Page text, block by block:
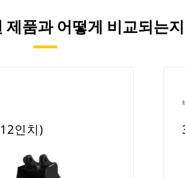
제품과 어떻게 비교되는
인치)